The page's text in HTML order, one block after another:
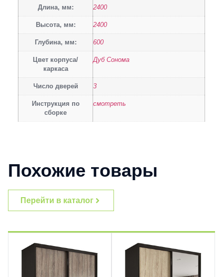
Длина, мм: 2400
Высота, мм: 2400
Глубина, мм: 600
Цвет корпуса/
каркаса
Дуб Сонома
Число дверей 3
Инструкция по
сборке
смотреть
Похожие товары
Перейти в каталог